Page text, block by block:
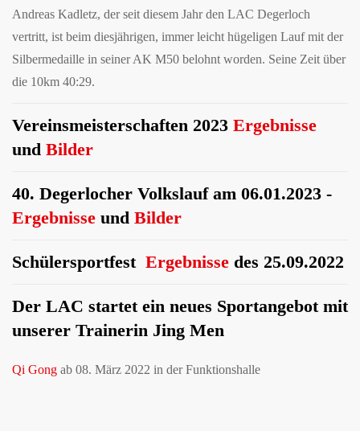
Andreas Kadletz, der seit diesem Jahr den LAC Degerloch
vertritt, ist beim diesjährigen, immer leicht hügeligen Lauf mit der
Silbermedaille in seiner AK M50 belohnt worden. Seine Zeit über
die 10km 40:29.
Vereinsmeisterschaften 2023 Ergebnisse
und Bilder
40. Degerlocher Volkslauf am 06.01.2023 -
Ergebnisse und Bilder
Schülersportfest Ergebnisse des 25.09.2022
Der LAC startet ein neues Sportangebot mit
unserer Trainerin Jing Men
Qi Gong ab 08. März 2022 in der Funktionshalle